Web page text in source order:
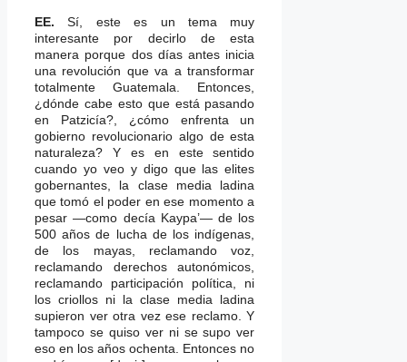
EE. Sí, este es un tema muy
interesante por decirlo de esta
manera porque dos días antes inicia
una revolución que va a transformar
totalmente Guatemala. Entonces,
¿dónde cabe esto que está pasando
en Patzicía?, ¿cómo enfrenta un
gobierno revolucionario algo de esta
naturaleza? Y es en este sentido
cuando yo veo y digo que las elites
gobernantes, la clase media ladina
que tomó el poder en ese momento a
pesar —como decía Kaypa’— de los
500 años de lucha de los indígenas,
de los mayas, reclamando voz,
reclamando derechos autonómicos,
reclamando participación política, ni
los criollos ni la clase media ladina
supieron ver otra vez ese reclamo. Y
tampoco se quiso ver ni se supo ver
eso en los años ochenta. Entonces no